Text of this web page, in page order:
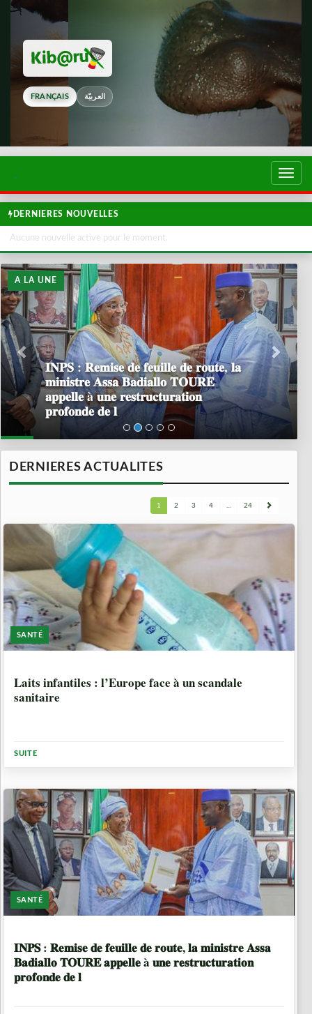
FRANÇAIS العربيّة
DERNIERES NOUVELLES
Aucune nouvelle active pour le moment.
A LA UNE
𝐈𝐍𝐏𝐒 : 𝐑𝐞𝐦𝐢𝐬𝐞 𝐝𝐞 𝐟𝐞𝐮𝐢𝐥𝐥𝐞 𝐝𝐞 𝐫𝐨𝐮𝐭𝐞, 𝐥𝐚
𝐦𝐢𝐧𝐢𝐬𝐭𝐫𝐞 𝐀𝐬𝐬𝐚 𝐁𝐚𝐝𝐢𝐚𝐥𝐥𝐨 𝐓𝐎𝐔𝐑𝐄
𝐚𝐩𝐩𝐞𝐥𝐥𝐞 à 𝐮𝐧𝐞 𝐫𝐞𝐬𝐭𝐫𝐮𝐜𝐭𝐮𝐫𝐚𝐭𝐢𝐨𝐧
𝐩𝐫𝐨𝐟𝐨𝐧𝐝𝐞 𝐝𝐞 𝐥
DERNIERES ACTUALITES
1 2 3 4 ... 24
SANTÉ
Laits infantiles : l’Europe face à un scandale
sanitaire
SUITE
SANTÉ
𝐈𝐍𝐏𝐒 : 𝐑𝐞𝐦𝐢𝐬𝐞 𝐝𝐞 𝐟𝐞𝐮𝐢𝐥𝐥𝐞 𝐝𝐞 𝐫𝐨𝐮𝐭𝐞, 𝐥𝐚 𝐦𝐢𝐧𝐢𝐬𝐭𝐫𝐞 𝐀𝐬𝐬𝐚
𝐁𝐚𝐝𝐢𝐚𝐥𝐥𝐨 𝐓𝐎𝐔𝐑𝐄 𝐚𝐩𝐩𝐞𝐥𝐥𝐞 à 𝐮𝐧𝐞 𝐫𝐞𝐬𝐭𝐫𝐮𝐜𝐭𝐮𝐫𝐚𝐭𝐢𝐨𝐧
𝐩𝐫𝐨𝐟𝐨𝐧𝐝𝐞 𝐝𝐞 𝐥